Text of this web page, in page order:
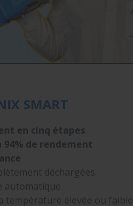
SMART
en cinq étapes
de rendement
déchargées.
automatique
température élevée ou faible